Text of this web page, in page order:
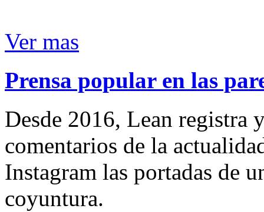
Ver mas
Prensa popular en las
Desde 2016, Lean registra
comentarios de la
Instagram las portadas de
coyuntura.